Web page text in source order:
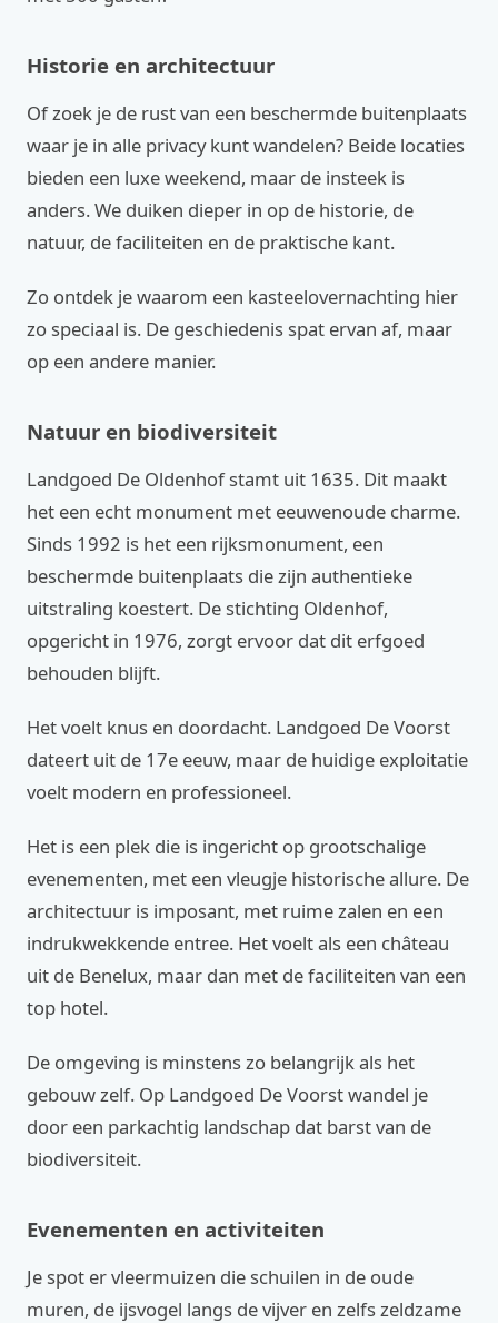
Historie en architectuur
Of zoek je de rust van een beschermde buitenplaats
waar je in alle privacy kunt wandelen? Beide locaties
bieden een luxe weekend, maar de insteek is
anders. We duiken dieper in op de historie, de
natuur, de faciliteiten en de praktische kant.
Zo ontdek je waarom een kasteelovernachting hier
zo speciaal is. De geschiedenis spat ervan af, maar
op een andere manier.
Natuur en biodiversiteit
Landgoed De Oldenhof stamt uit 1635. Dit maakt
het een echt monument met eeuwenoude charme.
Sinds 1992 is het een rijksmonument, een
beschermde buitenplaats die zijn authentieke
uitstraling koestert. De stichting Oldenhof,
opgericht in 1976, zorgt ervoor dat dit erfgoed
behouden blijft.
Het voelt knus en doordacht. Landgoed De Voorst
dateert uit de 17e eeuw, maar de huidige exploitatie
voelt modern en professioneel.
Het is een plek die is ingericht op grootschalige
evenementen, met een vleugje historische allure. De
architectuur is imposant, met ruime zalen en een
indrukwekkende entree. Het voelt als een château
uit de Benelux, maar dan met de faciliteiten van een
top hotel.
De omgeving is minstens zo belangrijk als het
gebouw zelf. Op Landgoed De Voorst wandel je
door een parkachtig landschap dat barst van de
biodiversiteit.
Evenementen en activiteiten
Je spot er vleermuizen die schuilen in de oude
muren, de ijsvogel langs de vijver en zelfs zeldzame